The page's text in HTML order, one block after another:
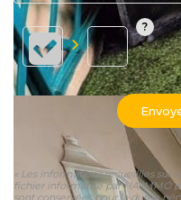
« Les informations recueillies sur
fichier informatisé par HA.IMMO
sont conservées pour la durée